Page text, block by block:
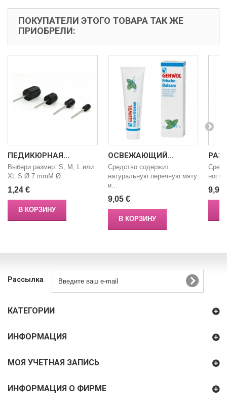
ПОКУПАТЕЛИ ЭТОГО ТОВАРА ТАК ЖЕ
ПРИОБРЕЛИ:
ПЕДИКЮРНАЯ...
Выбери размер: S, M, L или
XL S Ø 7 mmM Ø...
1,24 €
В КОРЗИНУ
ОСВЕЖАЮЩИЙ...
Средство содержит
натуральную перечную мяту
и...
9,05 €
В КОРЗИНУ
9,90
Рассылка
КАТЕГОРИИ
ИНФОРМАЦИЯ
МОЯ УЧЕТНАЯ ЗАПИСЬ
ИНФОРМАЦИЯ О ФИРМЕ